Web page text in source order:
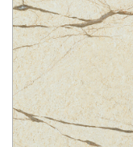
Основанная на
дизайна и
стремится
только
ожидания
славились своим
к деталям, и